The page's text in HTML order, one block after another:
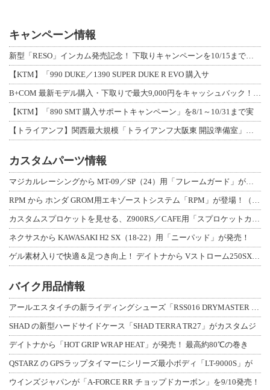
キャンペーン情報
新型「RESO」インカム発売記念！ 下取りキャンペーンを10/15まで延長して開
【KTM】「990 DUKE／1390 SUPER DUKE R EVO 購入サ
B+COM 最新モデル購入・下取りで最大9,000円をキャッシュバック！「B+F
【KTM】「890 SMT 購入サポートキャンペーン」を8/1～10/31まで実
【トライアンフ】関西最大規模「トライアンフ大阪東 開設準備室」がオープン！ 限定
カスタムパーツ情報
マジカルレーシングから MT-09／SP（24）用「フレームガード」が登場！
RPM から ホンダ GROM用エキゾーストシステム「RPM」が登場！（動画あり
カスタムスプロケットを見せる、Z900RS／CAFE用「スプロケットカバーフルキ
ネクサスから KAWASAKI H2 SX（18-22）用「ニーパッド」が発売！
ゲル素材入りで快適＆足つき向上！ デイトナから Vストローム250SX用「快適ロ
バイク用品情報
アールエスタイチの新ライディングシューズ「RSS016 DRYMASTER スト
SHAD の新型ハードサイドケース「SHAD TERRA TR27」がカスタムジ
デイトナから「HOT GRIP WRAP HEAT」が発売！ 最高約80℃の巻き
QSTARZ の GPSラップタイマーにシリーズ最小ボディ「LT-9000S」が
ウインズジャパンが「A-FORCE RR チョップドカーボン」を9/10発売！